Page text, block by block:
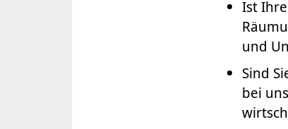
Ist
und
Sind
bei